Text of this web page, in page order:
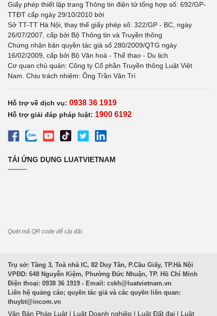
Giấy phép thiết lập trang Thông tin điện tử tổng hợp số: 692/GP-
TTĐT cấp ngày 29/10/2010 bởi
Sở TT-TT Hà Nội, thay thế giấy phép số: 322/GP - BC, ngày
26/07/2007, cấp bởi Bộ Thông tin và Truyền thông
Chứng nhận bản quyền tác giả số 280/2009/QTG ngày
16/02/2009, cấp bởi Bộ Văn hoá - Thể thao - Du lịch
Cơ quan chủ quản: Công ty Cổ phần Truyền thông Luật Việt
Nam. Chịu trách nhiệm: Ông Trần Văn Trí
Hỗ trợ về dịch vụ: 0938 36 1919
Hỗ trợ giải đáp pháp luật: 1900 6192
TẢI ỨNG DỤNG LUATVIETNAM
Quét mã QR code để cài đặt
Trụ sở: Tầng 3, Toà nhà IC, 82 Duy Tân, P.Cầu Giấy, TP.Hà Nội
VPĐD: 648 Nguyễn Kiệm, Phường Đức Nhuận, TP. Hồ Chí Minh
Điện thoại: 0938 36 1919 - Email: cskh@luatvietnam.vn
Liên hệ quảng cáo; quyền tác giả và các quyền liên quan:
thuybt@incom.vn
Văn Bản Pháp Luật | Luật Doanh nghiệp | Luật Đất đai | Luật